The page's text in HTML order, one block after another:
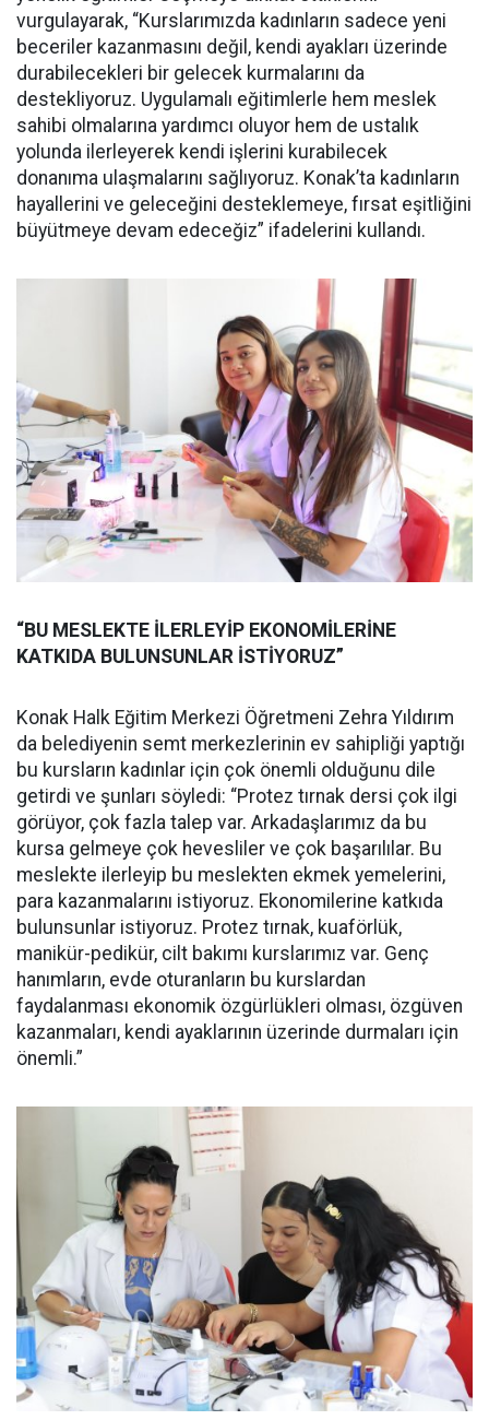
vurgulayarak, “Kurslarımızda kadınların sadece yeni
beceriler kazanmasını değil, kendi ayakları üzerinde
durabilecekleri bir gelecek kurmalarını da
destekliyoruz. Uygulamalı eğitimlerle hem meslek
sahibi olmalarına yardımcı oluyor hem de ustalık
yolunda ilerleyerek kendi işlerini kurabilecek
donanıma ulaşmalarını sağlıyoruz. Konak’ta kadınların
hayallerini ve geleceğini desteklemeye, fırsat eşitliğini
büyütmeye devam edeceğiz” ifadelerini kullandı.
“BU MESLEKTE İLERLEYİP EKONOMİLERİNE
KATKIDA BULUNSUNLAR İSTİYORUZ”
Konak Halk Eğitim Merkezi Öğretmeni Zehra Yıldırım
da belediyenin semt merkezlerinin ev sahipliği yaptığı
bu kursların kadınlar için çok önemli olduğunu dile
getirdi ve şunları söyledi: “Protez tırnak dersi çok ilgi
görüyor, çok fazla talep var. Arkadaşlarımız da bu
kursa gelmeye çok hevesliler ve çok başarılılar. Bu
meslekte ilerleyip bu meslekten ekmek yemelerini,
para kazanmalarını istiyoruz. Ekonomilerine katkıda
bulunsunlar istiyoruz. Protez tırnak, kuaförlük,
manikür-pedikür, cilt bakımı kurslarımız var. Genç
hanımların, evde oturanların bu kurslardan
faydalanması ekonomik özgürlükleri olması, özgüven
kazanmaları, kendi ayaklarının üzerinde durmaları için
önemli.”